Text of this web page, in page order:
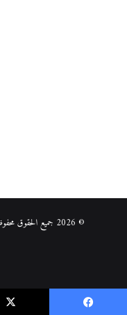
© 2026 جميع الحقوق محفوظة |